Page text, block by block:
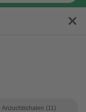
Anzuchtschalen (11)